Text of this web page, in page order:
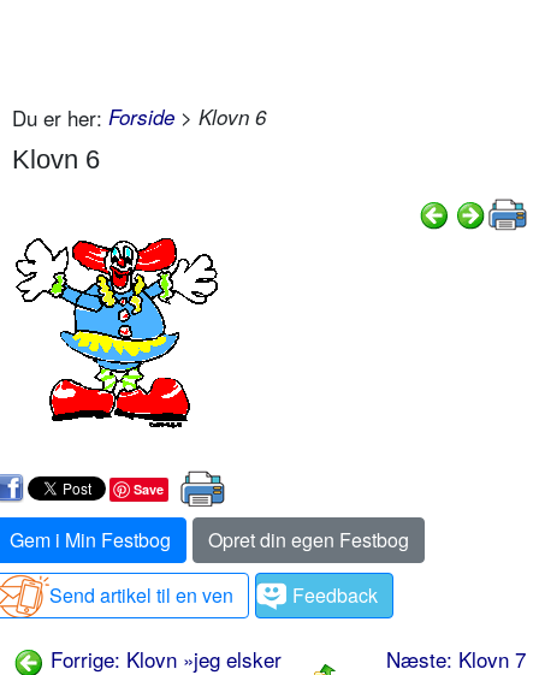
Du er her: Forside > Klovn 6
Klovn 6
Save
Gem i Min Festbog
Opret din egen Festbog
Send artikel til en ven
Feedback
Forrige: Klovn »jeg elsker
Næste: Klovn 7